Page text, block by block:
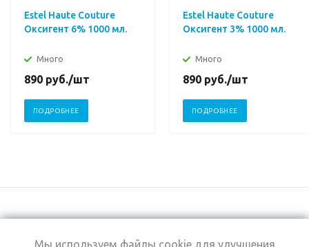
Estel Haute Couture
Оксигент 6% 1000 мл.
Много
890 руб./шт
ПОДРОБНЕЕ
Estel Haute Couture
Оксигент 3% 1000 мл.
Много
890 руб./шт
ПОДРОБНЕЕ
Мы используем файлы cookie для улучшения